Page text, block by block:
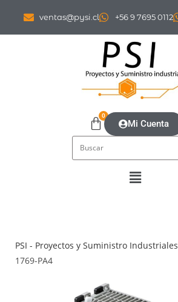
ventas@pysi.cl +56 9 7695 0112
0
Mi Cuenta
PSI - Proyectos y Suministro Industriales
1769-PA4